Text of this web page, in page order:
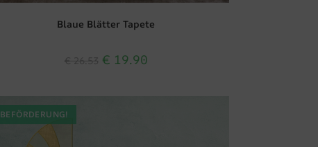
Blaue Blätter Tapete
€ 19.90
BEFÖRDERUNG!